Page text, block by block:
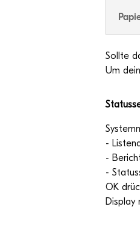
Sollte
Um
-
-
-
OK
Dis­play